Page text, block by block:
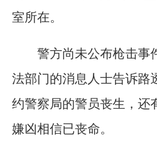
室所在。
警方尚未公布枪击事
法部门的消息人士告诉路
约警察局的警员丧生，还
嫌凶相信已丧命。